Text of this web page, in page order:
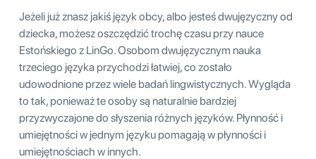
Jeżeli już znasz jakiś język obcy, albo jesteś dwujęzyczny od
dziecka, możesz oszczędzić trochę czasu przy nauce
Estońskiego z LinGo. Osobom dwujęzycznym nauka
trzeciego języka przychodzi łatwiej, co zostało
udowodnione przez wiele badań lingwistycznych. Wygląda
to tak, ponieważ te osoby są naturalnie bardziej
przyzwyczajone do słyszenia różnych języków. Płynność i
umiejętności w jednym języku pomagają w płynności i
umiejętnościach w innych.